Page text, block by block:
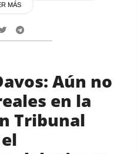
MÁS
Aún no
en la
Tribunal